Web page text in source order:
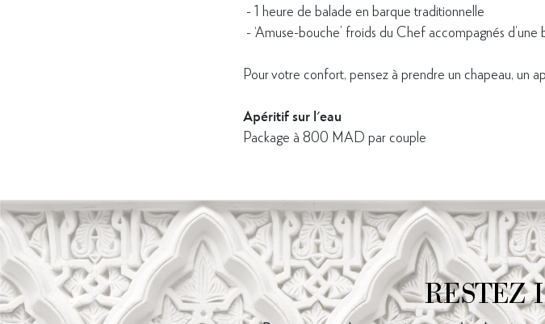
- 1 heure de balade en barque traditionnelle
- ‘Amuse-bouche’ froids du Chef accompagnés d’une
Pour votre confort, pensez à prendre un chapeau, un
Apéritif sur l'eau
Package à 800 MAD par couple
RESTEZ